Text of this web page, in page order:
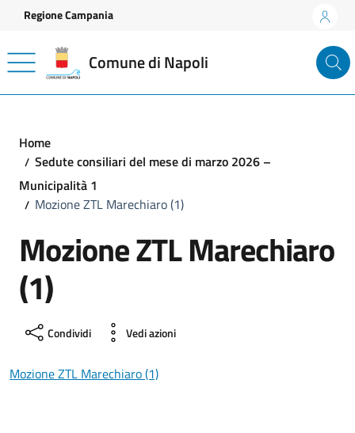
Vai ai contenuti
Vai al footer
Regione Campania
Comune di Napoli
Home
Sedute consiliari del mese di marzo 2026 –
Municipalità 1
Mozione ZTL Marechiaro (1)
Mozione ZTL Marechiaro
(1)
Condividi Vedi azioni
Mozione ZTL Marechiaro (1)